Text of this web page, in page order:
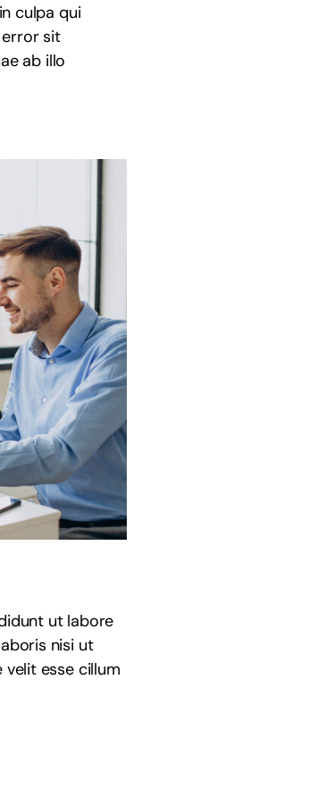
culpa qui
sit
ab illo
ut labore
nisi ut
esse cillum